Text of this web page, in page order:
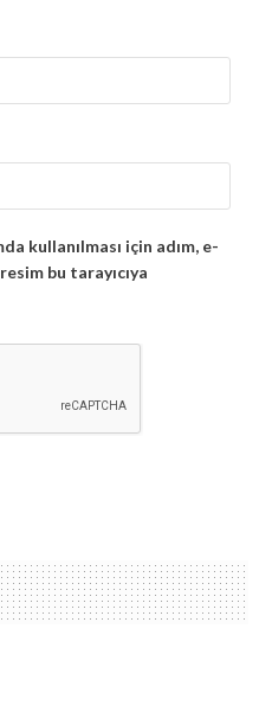
kullanılması için adım, e-
bu tarayıcıya